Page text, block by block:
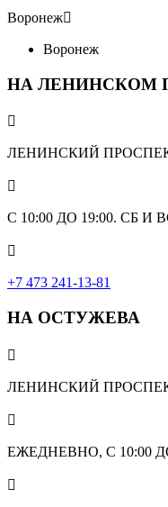
Воронеж
Воронеж
НА ЛЕНИНСКОМ

ЛЕНИНСКИЙ

С 10:00 ДО 19:00. СБ И

+7 473 241-13-81
НА ОСТУЖЕВА

ЛЕНИНСКИЙ

ЕЖЕДНЕВНО, С 10:00
